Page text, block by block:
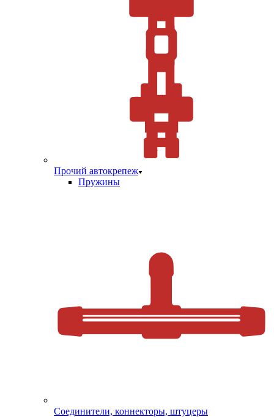
Прочий автокрепеж
Пружины
Соединители, коннекторы, штуцеры